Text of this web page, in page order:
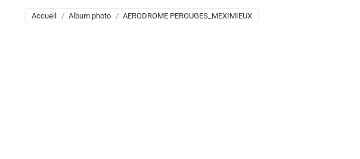
Vous êtes ici :
Accueil Album photo AERODROME PEROUGES_MEXIMIEUX